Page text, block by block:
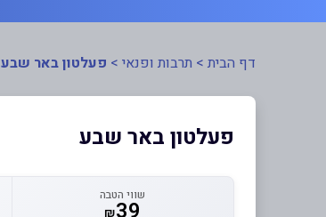
דף הבית > תרבות ופנאי > פעלטון באר שבע
פעלטון באר שבע
שווי הטבה
₪